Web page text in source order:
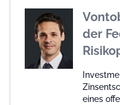
der
eines